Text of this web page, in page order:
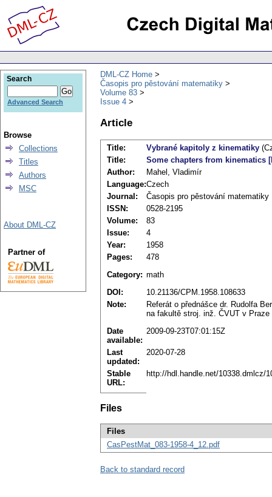
DML-CZ Home
Časopis pro pěstování matematiky
Volume 83
Issue 4
Article
Title: Vybrané kapitoly z kinematiky
Title:
Some chapters from kinematics
Author:
Mahel, Vladimír
Language:Czech
Journal:
Časopis pro pěstování matematiky
ISSN:
0528-2195
Volume:
83
Issue:
4
Year:
1958
Pages:
478
Category: math
DOI:
10.21136/CPM.1958.108633
Note:
Referát o přednášce dr. Rudolfa
na fakultě stroj. inž. ČVUT v Praze
Date
available:
2009-09-23T07:01:15Z
Last
updated:
2020-07-28
Stable
URL:
http://hdl.handle.net/10338.dmlcz/
Files
Files
CasPestMat_083-1958-4_12.pdf
Back to standard record
Search
Advanced Search
Browse
Collections
Titles
Authors
MSC
About DML-CZ
Partner of